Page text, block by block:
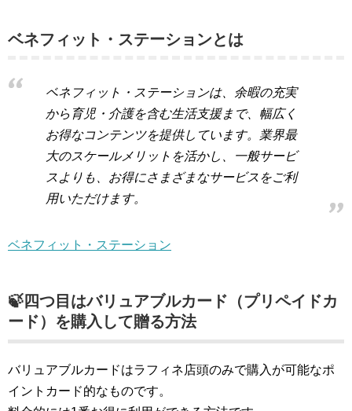
ベネフィット・ステーションとは
ベネフィット・ステーションは、余暇の充実
から育児・介護を含む生活支援まで、幅広く
お得なコンテンツを提供しています。業界最
大のスケールメリットを活かし、一般サービ
スよりも、お得にさまざまなサービスをご利
用いただけます。
ベネフィット・ステーション
🍃四つ目はバリュアブルカード（プリペイドカ
ード）を購入して贈る方法
バリュアブルカードはラフィネ店頭のみで購入が可能なポ
イントカード的なものです。